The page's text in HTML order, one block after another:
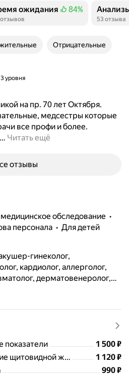
ожидания
отзывов
84%
53 отзыва
Отрицательные
уровня
на пр. 70 лет Октября.
медсестры которые
все профи и более.
… Читать ещё
отзывы
медицинское обследование
персонала
для детей
гинеколог,
кардиолог, аллерголог,
дерматовенеролог,
иммунолог,
показатели Цена
1500
1 500₽
Первичное обследование щитовидной железы
Цена
1120
1 120₽
Цена
990₽